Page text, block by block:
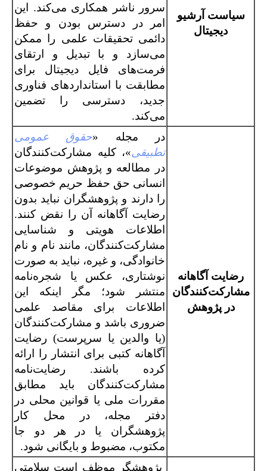
سیاست آرشیو
دیجیتال
سرور ناشر همکاری می‌کند. این
امر در دسترس بودن و حفظ
دائمی تحقیقات علمی را ممکن
می‌سازد و با تبدیل و ارتقای
فرمت‌های فایل دیجیتال برای
مطابقت با استانداردهای فناوری
جدید، دسترسی را تضمین
می‌کند.
رضایت آگاهانه
مشارکت‌کنندگان
در پژوهش
در مجله «حقوق عمومی
تطبیقی»، کلیه مشارکت‌کنندگان
در مطالعه و پژوهش موضوعات
انسانی حق حفظ حریم خصوصی
را دارند و پژوهشگران نباید بدون
رضایت آگاهانه آن را نقض کنند.
اطلاعات هویتی و شناسایی
مشارکت‌کنندگان، مانند نام و نام
خانوادگی، و غیره، نباید به صورت
نوشتاری، عکس یا شجره‌نامه
منتشر شود؛ مگر اینکه این
اطلاعات برای مقاصد علمی
ضروری باشد و مشارکت‌کنندگان
(یا والدین یا سرپرست) رضایت
آگاهانه کتبی برای انتشار را ارائه
کرده باشند. رضایت‌نامه
مشارکت‌کنندگان باید مطابق
مقررات ملی یا قوانین محلی در
دفتر مجله، در محل کار
پژوهشگران یا در هر دو جا
مکتوب، مضبوط و بایگانی شود.
پژوهشگر موظف است سلامتی